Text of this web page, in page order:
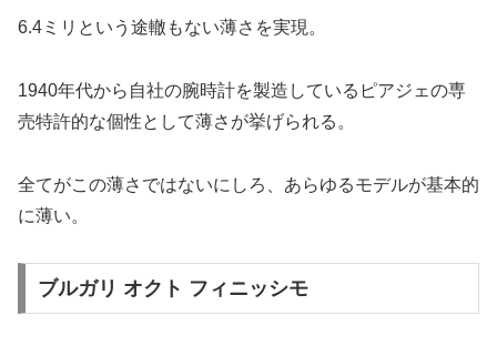
6.4ミリという途轍もない薄さを実現。
1940年代から自社の腕時計を製造しているピアジェの専
売特許的な個性として薄さが挙げられる。
全てがこの薄さではないにしろ、あらゆるモデルが基本的
に薄い。
ブルガリ オクト フィニッシモ